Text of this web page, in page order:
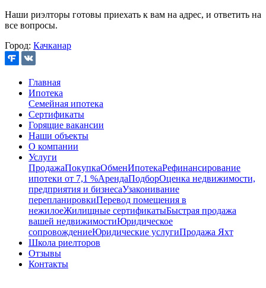
Наши риэлторы готовы приехать к вам на адрес, и ответить на
все вопросы.
Город: Качканар
Главная
Ипотека
Семейная ипотека
Сертификаты
Горящие вакансии
Наши объекты
О компании
Услуги
ПродажаПокупкаОбменИпотекаРефинансирование
ипотеки от 7,1 %АрендаПодборОценка недвижимости,
предприятия и бизнесаУзаконивание
перепланировкиПеревод помещения в
нежилоеЖилищные сертификатыБыстрая продажа
вашей недвижимостиЮридическое
сопровождениеЮридические услугиПродажа Яхт
Школа риелторов
Отзывы
Контакты